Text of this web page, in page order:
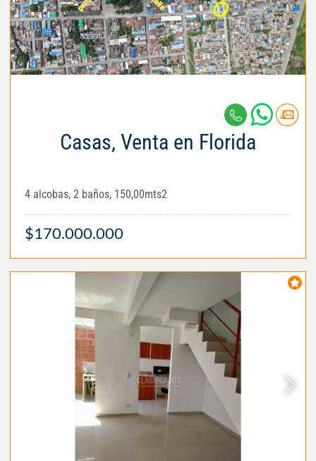
Casas, Venta en Florida
4 alcobas, 2 baños, 150,00mts2
$170.000.000